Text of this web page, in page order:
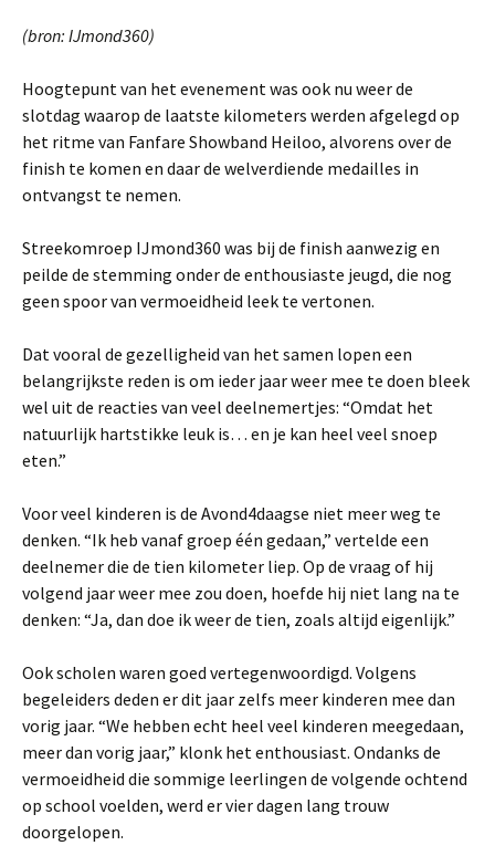
(bron: IJmond360)
Hoogtepunt van het evenement was ook nu weer de
slotdag waarop de laatste kilometers werden afgelegd op
het ritme van Fanfare Showband Heiloo, alvorens over de
finish te komen en daar de welverdiende medailles in
ontvangst te nemen.
Streekomroep IJmond360 was bij de finish aanwezig en
peilde de stemming onder de enthousiaste jeugd, die nog
geen spoor van vermoeidheid leek te vertonen.
Dat vooral de gezelligheid van het samen lopen een
belangrijkste reden is om ieder jaar weer mee te doen bleek
wel uit de reacties van veel deelnemertjes: “Omdat het
natuurlijk hartstikke leuk is… en je kan heel veel snoep
eten.”
Voor veel kinderen is de Avond4daagse niet meer weg te
denken. “Ik heb vanaf groep één gedaan,” vertelde een
deelnemer die de tien kilometer liep. Op de vraag of hij
volgend jaar weer mee zou doen, hoefde hij niet lang na te
denken: “Ja, dan doe ik weer de tien, zoals altijd eigenlijk.”
Ook scholen waren goed vertegenwoordigd. Volgens
begeleiders deden er dit jaar zelfs meer kinderen mee dan
vorig jaar. “We hebben echt heel veel kinderen meegedaan,
meer dan vorig jaar,” klonk het enthousiast. Ondanks de
vermoeidheid die sommige leerlingen de volgende ochtend
op school voelden, werd er vier dagen lang trouw
doorgelopen.